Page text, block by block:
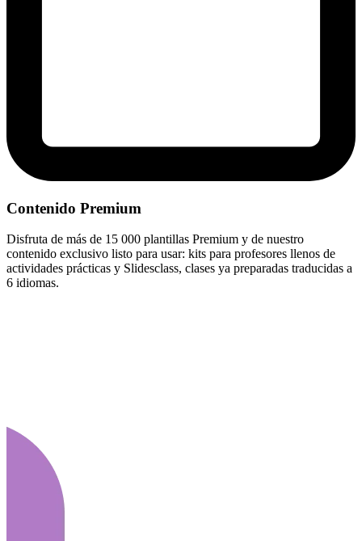
Contenido Premium
Disfruta de más de 15 000 plantillas Premium y de nuestro
contenido exclusivo listo para usar: kits para profesores llenos de
actividades prácticas y Slidesclass, clases ya preparadas traducidas a
6 idiomas.